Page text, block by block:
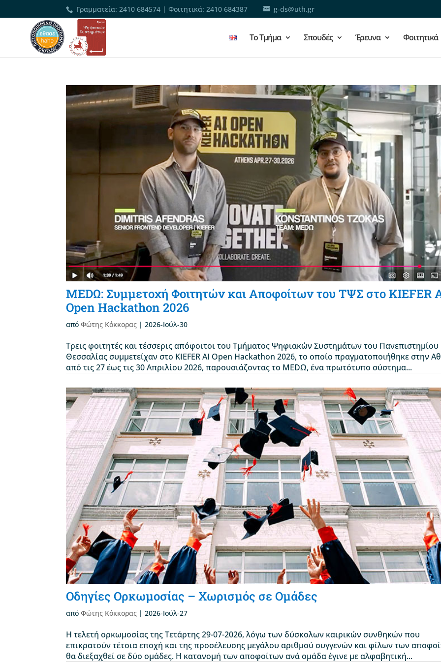
Γραμματεία: 2410 684574 |Φοιτητικά: 2410 684387 g-ds@uth.gr
Το Τμήμα Σπουδές Έρευνα Φοιτητικά
MEDΩ: Συμμετοχή Φοιτητών και Αποφοίτων του ΤΨΣ στο KIEFER
Open Hackathon 2026
απόΦώτης Κόκκορας |2026-Ιούλ-30
Τρεις φοιτητές και τέσσερις απόφοιτοι του Τμήματος Ψηφιακών Συστημάτων του Πανεπιστημίου
Θεσσαλίας συμμετείχαν στο KIEFER AI Open Hackathon 2026, το οποίο πραγματοποιήθηκε στην
από τις 27 έως τις 30 Απριλίου 2026, παρουσιάζοντας το MEDΩ, ένα πρωτότυπο σύστημα...
Οδηγίες Ορκωμοσίας – Χωρισμός σε Ομάδες
απόΦώτης Κόκκορας | 2026-Ιούλ-27
Η τελετή ορκωμοσίας της Τετάρτης 29-07-2026, λόγω των δύσκολων καιρικών συνθηκών που
επικρατούν τέτοια εποχή και της προσέλευσης μεγάλου αριθμού συγγενών και φίλων των
θα διεξαχθεί σε δύο ομάδες. Η κατανομή των αποφοίτων ανά ομάδα έγινε με αλφαβητική...